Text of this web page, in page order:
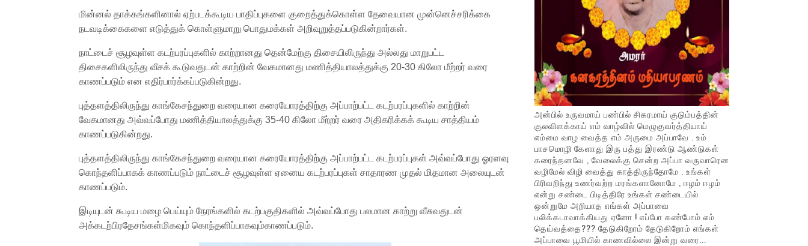
மின்னல் தாக்கங்களினால் ஏற்படக்கூடிய பாதிப்புகளை குறைத்துக்கொள்ள தேவையான முன்னெச்சரிக்கை
நடவடிக்கைகளை எடுத்துக் கொள்ளுமாறு பொதுமக்கள் அறிவுறுத்தப்படுகின்றார்கள்.
நாட்டைச் சூழவுள்ள கடற்பரப்புகளில் காற்றானது தென்மேற்கு திசையிலிருந்து அல்லது மாறுபட்ட
திசைகளிலிருந்து வீசக் கூடுவதுடன் காற்றின் வேகமானது மணித்தியாலத்துக்கு 20-30 கிலோ மீற்றர் வரை
காணப்படும் என எதிர்பார்க்கப்படுகின்றது.
புத்தளத்திலிருந்து காங்கேசந்துறை வரையான கரையோரத்திற்கு அப்பாற்பட்ட கடற்பரப்புகளில் காற்றின்
வேகமானது அவ்வப்போது மணித்தியாலத்துக்கு 35-40 கிலோ மீற்றர் வரை அதிகரிக்கக் கூடிய சாத்தியம்
காணப்படுகின்றது.
புத்தளத்திலிருந்து காங்கேசந்துறை வரையான கரையோரத்திற்கு அப்பாற்பட்ட கடற்பரப்புகள் அவ்வப்போது ஓரளவு
கொந்தளிப்பாகக் காணப்படும் நாட்டைச் சூழவுள்ள ஏனைய கடற்பரப்புகள் சாதாரண முதல் மிதமான அலையுடன்
காணப்படும்.
இடியுடன் கூடிய மழை பெய்யும் நேரங்களில் கடற்பகுதிகளில் அவ்வப்போது பலமான காற்று வீசுவதுடன்
அக்கடற்பிரதேசங்கள்மிகவும் கொந்தளிப்பாகவும்காணப்படும்.
அன்பில் உருவமாய் பண்பில் சிகரமாய் குடும்பத்தின்
குலவிளக்காய் எம் வாழ்வில் மெழுகுவர்த்தியாய்
எம்மை வாழ வைத்த எம் அருமை அப்பாவே . உம்
பாசமொழி கேளாது இரு பத்து இரண்டு ஆண்டுகள்
கரைந்தனவே , வேலைக்கு சென்ற அப்பா வருவாரென
வழிமேல் விழி வைத்து காத்திருந்தோமே . உங்கள்
பிரிவறிந்து உணர்வற்ற மரங்களானோமே , ஈழம் ஈழம்
என்று சண்டை பிடித்திரே உங்கள் சண்டையில்
ஒன்றுமே அறியாத எங்கள் அப்பாவை
பலிக்கடாவாக்கியது ஏனோ ! எப்போ கண்போம் எம்
தெய்வத்தை??? தேடுகிறோம் தேடுகிறோம் எங்கள்
அப்பாவை பூமியில் காணவில்லை இன்று வரை...